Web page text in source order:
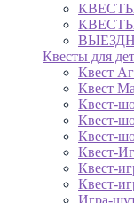
Квесты для
Квест
Квест
Квест-
Квест-
Квест-
Квест-
Квест-
Квест-
Игра-